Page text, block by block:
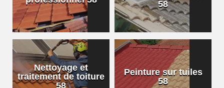
58
Nettoyage et
traitement de toiture
58
Peinture sur tuiles
58